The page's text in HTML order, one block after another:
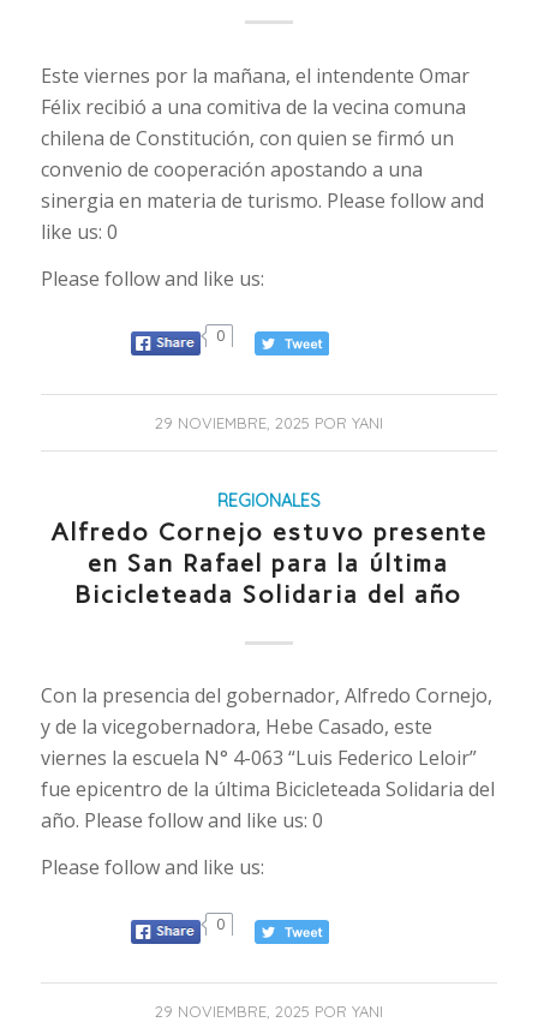
Este viernes por la mañana, el intendente Omar
Félix recibió a una comitiva de la vecina comuna
chilena de Constitución, con quien se firmó un
convenio de cooperación apostando a una
sinergia en materia de turismo. Please follow and
like us: 0
Please follow and like us:
0
29 NOVIEMBRE, 2025 POR YANI
REGIONALES
Alfredo Cornejo estuvo presente
en San Rafael para la última
Bicicleteada Solidaria del año
Con la presencia del gobernador, Alfredo Cornejo,
y de la vicegobernadora, Hebe Casado, este
viernes la escuela N° 4-063 “Luis Federico Leloir”
fue epicentro de la última Bicicleteada Solidaria del
año. Please follow and like us: 0
Please follow and like us:
0
29 NOVIEMBRE, 2025 POR YANI